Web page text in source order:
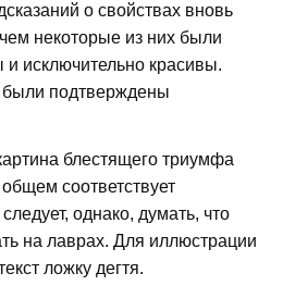
о свойствах вновь
некоторые из них были
и исключительно красивы.
были подтверждены
блестящего триумфа
соответствует
однако, думать, что
на лаврах. Для иллюстрации
ложку дегтя.